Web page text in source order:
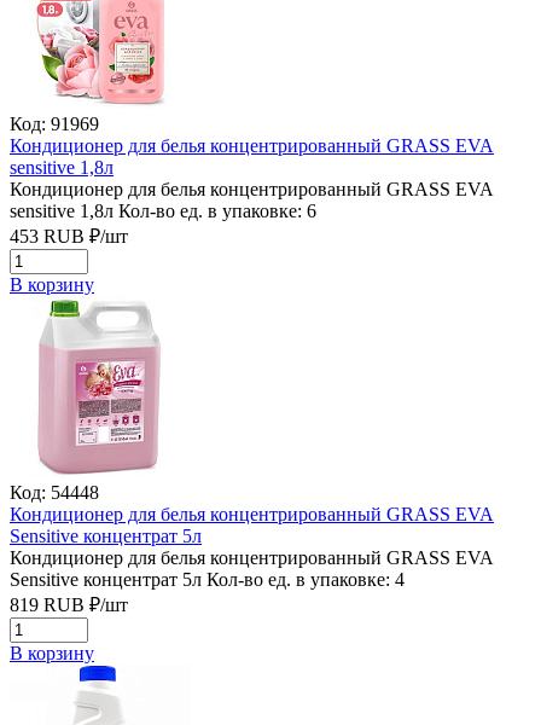
Код: 91969
Кондиционер для белья концентрированный GRASS EVA
sensitive 1,8л
Кондиционер для белья концентрированный GRASS EVA
sensitive 1,8л Кол-во ед. в упаковке: 6
453 RUB ₽/шт
В корзину
Код: 54448
Кондиционер для белья концентрированный GRASS EVA
Sensitive концентрат 5л
Кондиционер для белья концентрированный GRASS EVA
Sensitive концентрат 5л Кол-во ед. в упаковке: 4
819 RUB ₽/шт
В корзину